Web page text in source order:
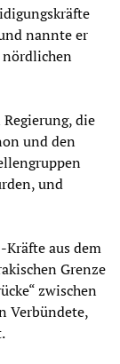
nannte er
nördlichen
die
und den
und
aus dem
Grenze
zwischen
Verbündete,